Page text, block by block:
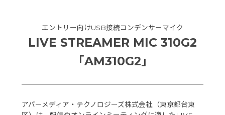
エントリー向けUSB接続コンデンサーマイク
LIVE STREAMER MIC 310G2
「AM310G2」
アバーメディア・テクノロジーズ株式会社（東京都台東